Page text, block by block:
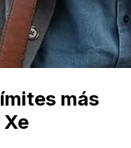
más